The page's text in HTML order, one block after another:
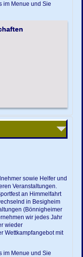
im Menue und Sie
sowie Helfer und
Veranstaltungen.
an Himmelfahrt
in Besigheim
(Bönnigheimer
wir jedes Jahr
wieder
Wettkampfangebot mit
im Menue und Sie